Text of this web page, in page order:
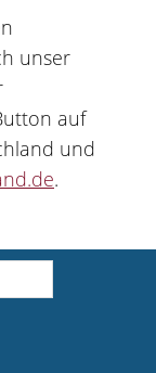
unser
auf
und
.